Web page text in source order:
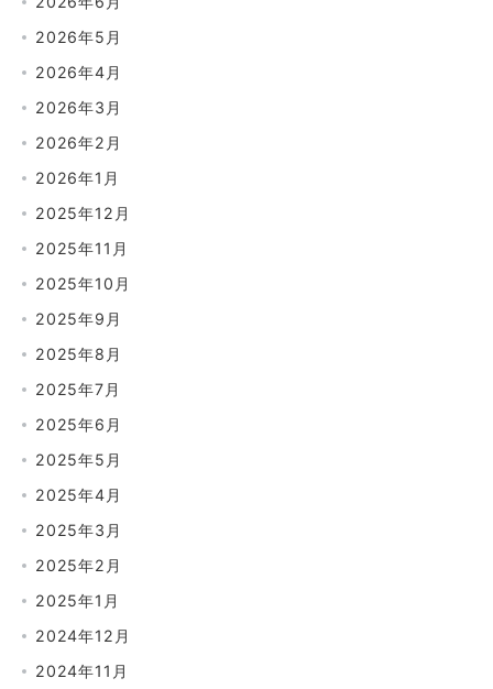
2026年5月
2026年4月
2026年3月
2026年2月
2026年1月
2025年12月
2025年11月
2025年10月
2025年9月
2025年8月
2025年7月
2025年6月
2025年5月
2025年4月
2025年3月
2025年2月
2025年1月
2024年12月
2024年11月